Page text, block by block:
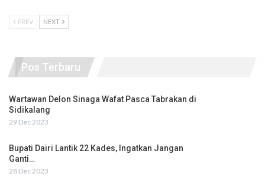
PREV NEXT
Pos Terbaru
Wartawan Delon Sinaga Wafat Pasca Tabrakan di
Sidikalang
29 Dec 2023
Bupati Dairi Lantik 22 Kades, Ingatkan Jangan
Ganti…
28 Dec 2023